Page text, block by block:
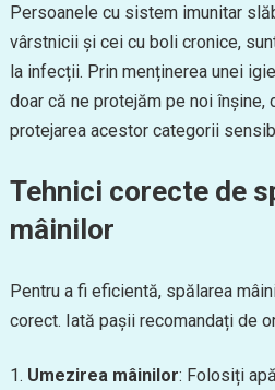
Persoanele cu sistem imunitar
vârstnicii și cei cu boli cronice,
la infecții. Prin menținerea unei
doar că ne protejăm pe noi înșine,
protejarea acestor categorii
Tehnici corecte de
mâinilor
Pentru a fi eficientă, spălarea
corect. Iată pașii recomandați de
Umezirea mâinilor: Folosiți